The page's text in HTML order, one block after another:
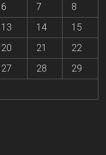
6 7
8
13 14
15
20 21
22
27 28
29